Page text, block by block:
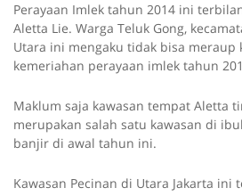
Perayaan Imlek tahun 2014 ini
Aletta Lie. Warga Teluk Gong,
Utara ini mengaku tidak bisa meraup
kemeriahan perayaan imlek tahun
Maklum saja kawasan tempat Aletta
merupakan salah satu kawasan di
banjir di awal tahun ini.
Kawasan Pecinan di Utara Jakarta